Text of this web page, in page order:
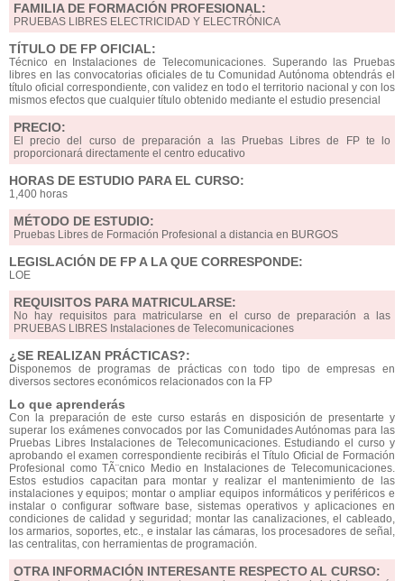
FAMILIA DE FORMACIÓN PROFESIONAL:
PRUEBAS LIBRES ELECTRICIDAD Y ELECTRÓNICA
TÍTULO DE FP OFICIAL:
Técnico en Instalaciones de Telecomunicaciones. Superando las Pruebas
libres en las convocatorias oficiales de tu Comunidad Autónoma obtendrás el
título oficial correspondiente, con validez en todo el territorio nacional y con los
mismos efectos que cualquier título obtenido mediante el estudio presencial
PRECIO:
El precio del curso de preparación a las Pruebas Libres de FP te lo
proporcionará directamente el centro educativo
HORAS DE ESTUDIO PARA EL CURSO:
1,400 horas
MÉTODO DE ESTUDIO:
Pruebas Libres de Formación Profesional a distancia en BURGOS
LEGISLACIÓN DE FP A LA QUE CORRESPONDE:
LOE
REQUISITOS PARA MATRICULARSE:
No hay requisitos para matricularse en el curso de preparación a las
PRUEBAS LIBRES Instalaciones de Telecomunicaciones
¿SE REALIZAN PRÁCTICAS?:
Disponemos de programas de prácticas con todo tipo de empresas en
diversos sectores económicos relacionados con la FP
Lo que aprenderás
Con la preparación de este curso estarás en disposición de presentarte y
superar los exámenes convocados por las Comunidades Autónomas para las
Pruebas Libres Instalaciones de Telecomunicaciones. Estudiando el curso y
aprobando el examen correspondiente recibirás el Título Oficial de Formación
Profesional como TÃ¨cnico Medio en Instalaciones de Telecomunicaciones.
Estos estudios capacitan para montar y realizar el mantenimiento de las
instalaciones y equipos; montar o ampliar equipos informáticos y periféricos e
instalar o configurar software base, sistemas operativos y aplicaciones en
condiciones de calidad y seguridad; montar las canalizaciones, el cableado,
los armarios, soportes, etc., e instalar las cámaras, los procesadores de señal,
las centralitas, con herramientas de programación.
OTRA INFORMACIÓN INTERESANTE RESPECTO AL CURSO: